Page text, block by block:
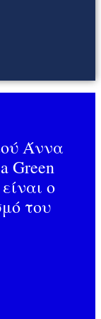
Άννα
Green
ο
του